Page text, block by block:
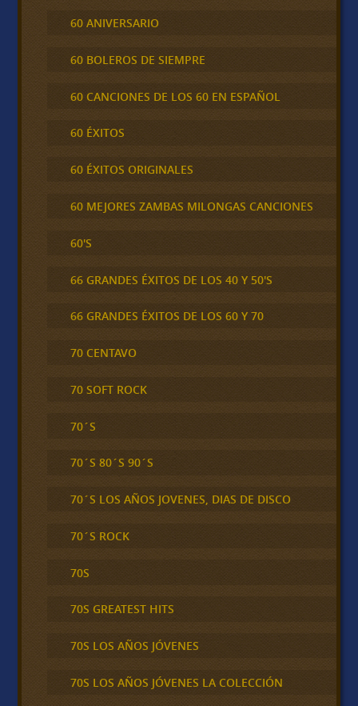
60 ANIVERSARIO
60 BOLEROS DE SIEMPRE
60 CANCIONES DE LOS 60 EN ESPAÑOL
60 ÉXITOS
60 ÉXITOS ORIGINALES
60 MEJORES ZAMBAS MILONGAS CANCIONES
60'S
66 GRANDES ÉXITOS DE LOS 40 Y 50'S
66 GRANDES ÉXITOS DE LOS 60 Y 70
70 CENTAVO
70 SOFT ROCK
70´S
70´S 80´S 90´S
70´S LOS AÑOS JOVENES, DIAS DE DISCO
70´S ROCK
70S
70S GREATEST HITS
70S LOS AÑOS JÓVENES
70S LOS AÑOS JÓVENES LA COLECCIÓN